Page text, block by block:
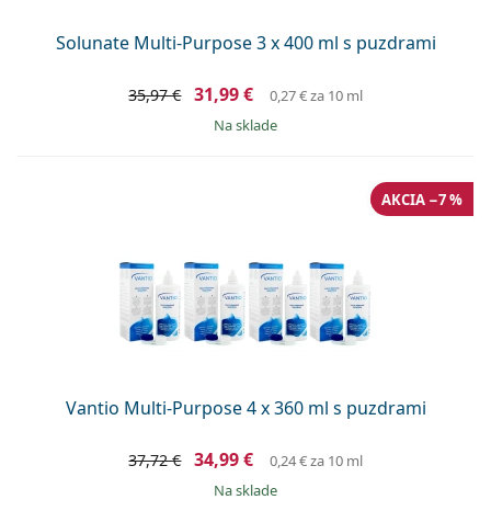
Solunate Multi-Purpose 3 x 400 ml s puzdrami
35,97 € 31,99 € 0,27 €za 10 ml
na sklade
Vantio Multi-Purpose 4 x 360 ml s puzdrami
AKCIA −7 %
37,72 € 34,99 € 0,24 €za 10 ml
na sklade